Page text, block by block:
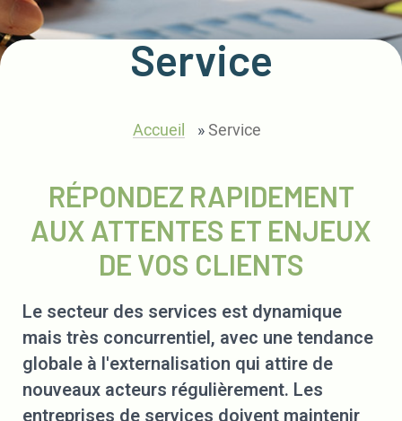
Service
Accueil »Service
RÉPONDEZ RAPIDEMENT
AUX ATTENTES ET ENJEUX
DE VOS CLIENTS
Le secteur des services est dynamique
mais très concurrentiel, avec une tendance
globale à l'externalisation qui attire de
nouveaux acteurs régulièrement. Les